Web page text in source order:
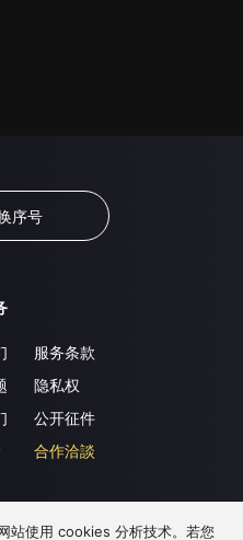
序号
服务条款
隐私权
公开征件
合作洽談
站使用 cookies 分析技术。若您